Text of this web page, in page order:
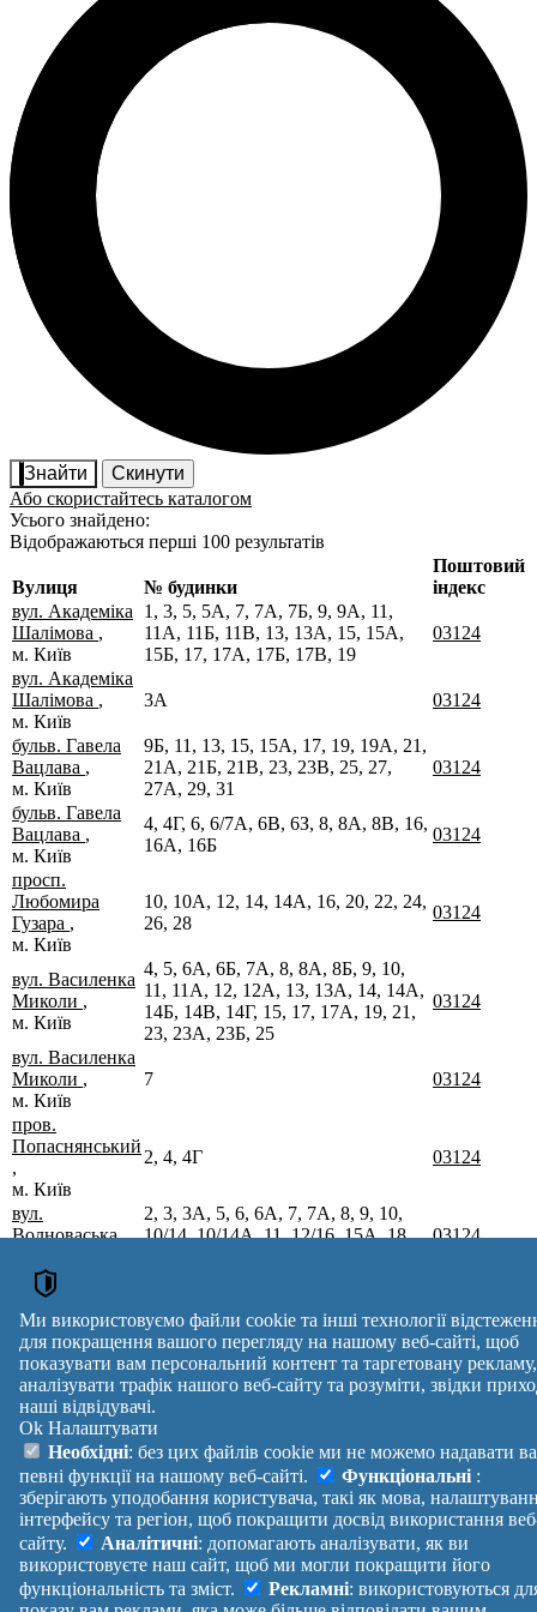
Знайти
Скинути
Або скористайтесь каталогом
Усього знайдено:
Відображаються перші 100 результатів
Поштові індекси України. Оновлено : 07-08-2026.
Вулиця № будинки
Поштовий
індекс
вул. Академіка
Шалімова ,
м. Київ
1, 3, 5, 5А, 7, 7А, 7Б, 9, 9А, 11,
11А, 11Б, 11В, 13, 13А, 15, 15А,
15Б, 17, 17А, 17Б, 17В, 19
03124
вул. Академіка
Шалімова ,
м. Київ
3А 03124
бульв. Гавела
Вацлава ,
м. Київ
9Б, 11, 13, 15, 15А, 17, 19, 19А, 21,
21А, 21Б, 21В, 23, 23В, 25, 27,
27А, 29, 31
03124
бульв. Гавела
Вацлава ,
м. Київ
4, 4Г, 6, 6/7А, 6В, 6З, 8, 8А, 8В, 16,
16А, 16Б
03124
просп.
Любомира
Гузара ,
м. Київ
10, 10А, 12, 14, 14А, 16, 20, 22, 24,
26, 28
03124
вул. Василенка
Миколи ,
м. Київ
4, 5, 6А, 6Б, 7А, 8, 8А, 8Б, 9, 10,
11, 11А, 12, 12А, 13, 13А, 14, 14А,
14Б, 14В, 14Г, 15, 17, 17А, 19, 21,
23, 23А, 23Б, 25
03124
вул. Василенка
Миколи ,
м. Київ
7 03124
пров.
Попаснянський
,
м. Київ
2, 4, 4Г 03124
вул.
Волноваська,
2, 3, 3А, 5, 6, 6А, 7, 7А, 8, 9, 10,
10/14, 10/14А, 11, 12/16, 15А, 18,
03124
пров. Юрія
Матущака
м. Київ
12/16, 18, 19, 25
Вулиця № будинків
Індекс
reklama
Правила
Допомога
Платні
послуги
конфіденційності
Маніфест
Про проект
зв'язок
Україна
Увійти|
Вихід
Ми використовуємо файли cookie та інші технології
для покращення вашого перегляду на нашому веб-сайті, щоб
показувати вам персональний контент та таргетовану рекламу,
аналізувати трафік нашого веб-сайту та розуміти, звідки
наші відвідувачі.
Ok Налаштувати
Необхідні: без цих файлів cookie ми не можемо надавати
певні функції на нашому веб-сайті.
Функціональні :
зберігають уподобання користувача, такі як мова,
інтерфейсу та регіон, щоб покращити досвід використання
сайту.
Аналітичні: допомагають аналізувати, як ви
використовуєте наш сайт, щоб ми могли покращити його
функціональність та зміст.
Рекламні: використовуються